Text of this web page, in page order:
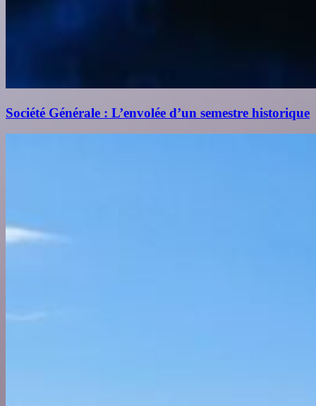
Société Générale : L’envolée d’un semestre historique